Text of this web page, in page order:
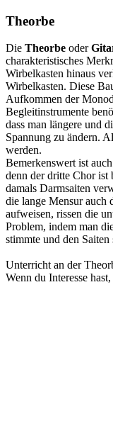
Theorbe
Die Theorbe oder
charakteristisches
Wirbelkasten hinaus
Wirbelkasten. Diese
Aufkommen der
Begleitinstrumente
dass man längere und
Spannung zu ändern.
werden.
Bemerkenswert ist
denn der dritte Chor ist
damals Darmsaiten
die lange Mensur auch
aufweisen, rissen die
Problem, indem man
stimmte und den
Unterricht an der
Wenn du Interesse